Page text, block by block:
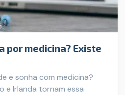
por medicina? Existe
e sonha com medicina?
e Irlanda tornam essa